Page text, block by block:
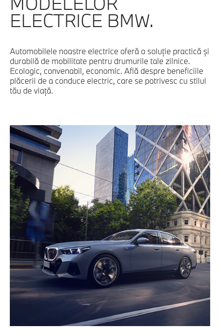
ELECTRICE BMW.
Automobilele noastre electrice oferă o soluţie practică şi
durabilă de mobilitate pentru drumurile tale zilnice.
Ecologic, convenabil, economic. Află despre beneficiile
plăcerii de a conduce electric, care se potrivesc cu stilul
tău de viaţă.